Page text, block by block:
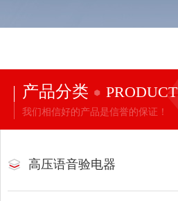
产品分类 PRODUCT
我们相信好的产品是信誉的保证！
高压语音验电器